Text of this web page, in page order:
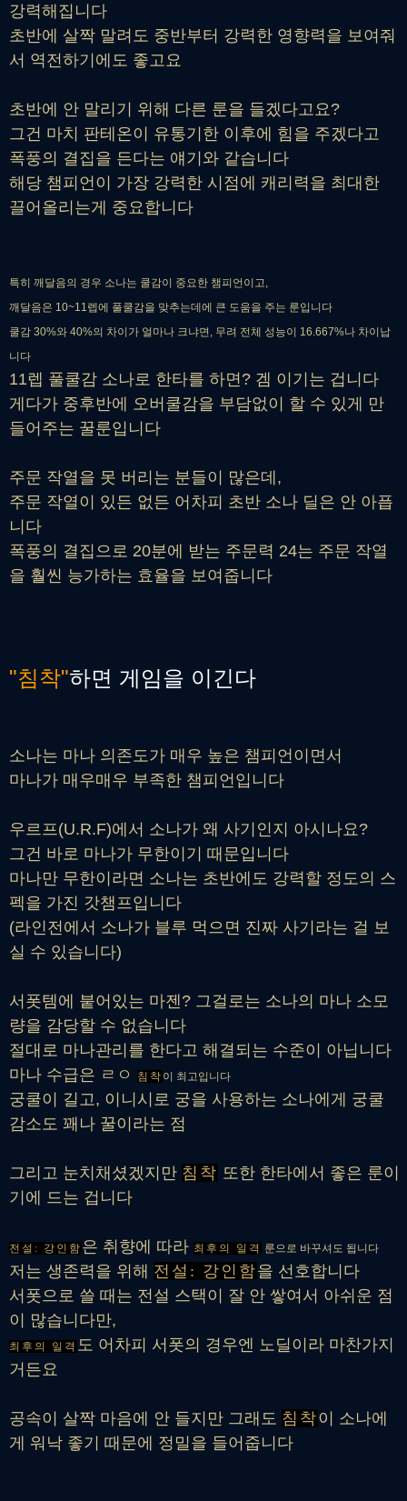
강력해집니다
초반에 살짝 말려도 중반부터 강력한 영향력을 보여줘
서 역전하기에도 좋고요
초반에 안 말리기 위해 다른 룬을 들겠다고요?
그건 마치 판테온이 유통기한 이후에 힘을 주겠다고
폭풍의 결집을 든다는 얘기와 같습니다
해당 챔피언이 가장 강력한 시점에 캐리력을 최대한
끌어올리는게 중요합니다
특히 깨달음의 경우 소나는 쿨감이 중요한 챔피언이고,
깨달음은 10~11렙에 풀쿨감을 맞추는데에 큰 도움을 주는 룬입니다
쿨감 30%와 40%의 차이가 얼마나 크냐면, 무려 전체 성능이 16.667%나 차이납
니다
11렙 풀쿨감 소나로 한타를 하면? 겜 이기는 겁니다
게다가 중후반에 오버쿨감을 부담없이 할 수 있게 만
들어주는 꿀룬입니다
주문 작열을 못 버리는 분들이 많은데,
주문 작열이 있든 없든 어차피 초반 소나 딜은 안 아픕
니다
폭풍의 결집으로 20분에 받는 주문력 24는 주문 작열
을 훨씬 능가하는 효율을 보여줍니다
"침착"하면 게임을 이긴다
소나는 마나 의존도가 매우 높은 챔피언이면서
마나가 매우매우 부족한 챔피언입니다
우르프(U.R.F)에서 소나가 왜 사기인지 아시나요?
그건 바로 마나가 무한이기 때문입니다
마나만 무한이라면 소나는 초반에도 강력할 정도의 스
펙을 가진 갓챔프입니다
(라인전에서 소나가 블루 먹으면 진짜 사기라는 걸 보
실 수 있습니다)
서폿템에 붙어있는 마젠? 그걸로는 소나의 마나 소모
량을 감당할 수 없습니다
절대로 마나관리를 한다고 해결되는 수준이 아닙니다
마나 수급은 ㄹㅇ
침착 이 최고입니다
궁쿨이 길고, 이니시로 궁을 사용하는 소나에게 궁쿨
감소도 꽤나 꿀이라는 점
그리고 눈치채셨겠지만 침착 또한 한타에서 좋은 룬이
기에 드는 겁니다
전설: 강인함 은 취향에 따라 최후의 일격 룬으로 바꾸셔도 됩니다
저는 생존력을 위해 전설: 강인함을 선호합니다
서폿으로 쓸 때는 전설 스택이 잘 안 쌓여서 아쉬운 점
이 많습니다만,
최후의 일격 도 어차피 서폿의 경우엔 노딜이라 마찬가지
거든요
공속이 살짝 마음에 안 들지만 그래도 침착이 소나에
게 워낙 좋기 때문에 정밀을 들어줍니다